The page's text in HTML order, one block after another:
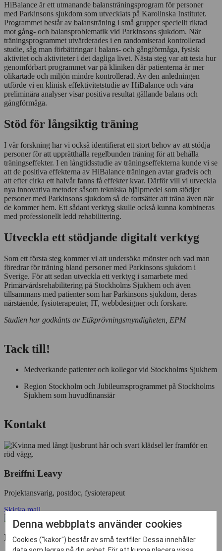
HiBalance är ett utmanande balansträningsprogram för personer
med Parkinsons sjukdom som utvecklats på Karolinska Institutet.
Programmet består av balansträning i små grupper speciellt riktad
mot gång- och balansproblematik vid Parkinsons sjukdom. När
träningsprogrammet utvärderades i en randomiserad kontrollerad
studie, såg man förbättringar i balans- och gångförmåga, fysisk
aktivitet och aktiviteter i det dagliga livet. Nästa steg var att testa hur
genomförbart programmet var på kliniken där patienterna är mer
olikartade och miljön mindre kontrollerad. Av den anledningen
utförde vi en klinisk effektivitetstudie av HiBalance och våra
preliminära analyser visar positiva resultat gällande balans och
gångförmåga.
Stöd för långsiktig träning
I vår forskning har vi också identifierat ett stort behov av att stödja
personer för att upprätthålla regelbunden träning för att behålla
träningseffekter. I en långtidsstudie av träningseffekterna kunde vi se
att de positiva effekterna av HiBalance träningen avtar gradvis och
att efter cirka ett halvår fanns få effekter kvar. Därför vill vi utveckla
nya innovativa metoder såsom tekniska hjälpmedel som stödjer
personer med Parkinsons sjukdom så de fortsätter att träna även när
de kommer hem. Ett sådant verktyg skulle också kunna kombineras
med professionellt ledd rehabilitering.
Utveckla ett stödjande digitalt verktyg
Som ett första steg kommer vi att undersöka mönster och vad man
föredrar för träning bland personer med Parkinsons sjukdom i
Sverige. För att sedan utveckla ett verktyg i samarbete med
Primärvårdsrehabilitering på Stockholms Sjukhem och även
tillsammans med patienter som har Parkinsons sjukdom, deras
närstående, fysioterapeuter, IT, webbdesigner och forskare.
Studien har godkänts av Etikprövningsmyndigheten, EPM
Tack till!
Medverkande patienter och kollegor vid Stockholms Sjukhem
Region Stockholm och Jubileumsprogrammet på Stockholms
Sjukhem som huvudfinansiär
Kontakt
Breiffni Leavy
Projektansvarig, postdoc, fysioterapeut
Skicka mail
Erika Franzén
Denna webbplats använder cookies
Cookies ("kakor") består av små textfiler. Dessa innehåller